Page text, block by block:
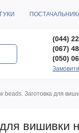
(044)
(067)
(050)
Заготовка для
вишивки